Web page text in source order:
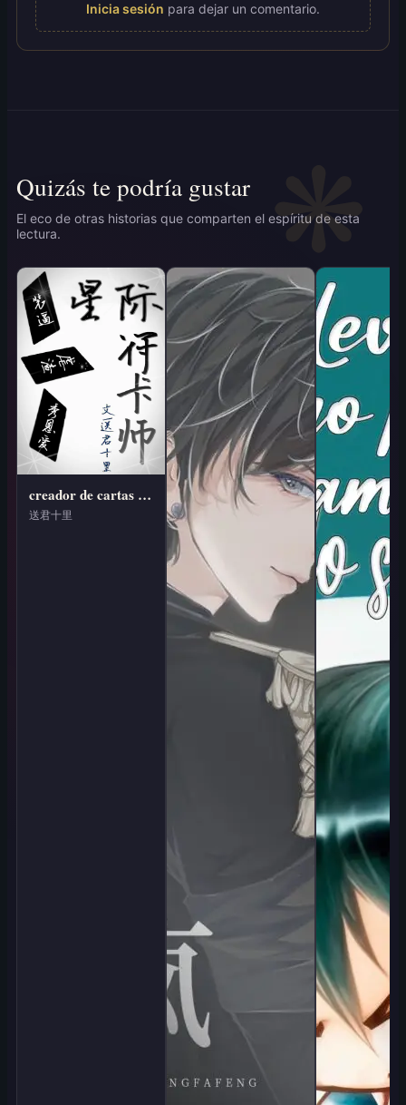
Inicia sesión para dejar un comentario.
Quizás te podría gustar
El eco de otras historias que comparten el espíritu de esta
lectura.
creador de cartas de hechizos en la era interestelar
送君十里